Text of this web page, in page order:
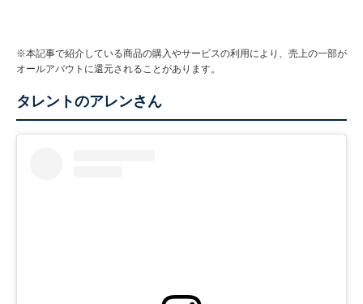
※本記事で紹介している商品の購入やサービスの利用により、売上の一部が
オールアバウトに還元されることがあります。
タレントのアレンさん